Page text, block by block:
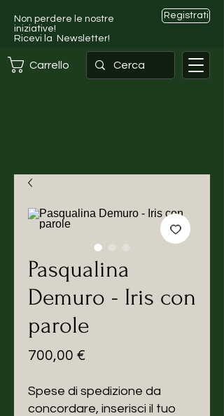
Non perdere le nostre
iniziative!
Ricevi la Newsletter!
Registrati
Carrello
Pasqualina
Demuro - Iris con
parole
700,00 €
Spese di spedizione da
concordare, inserisci il tuo